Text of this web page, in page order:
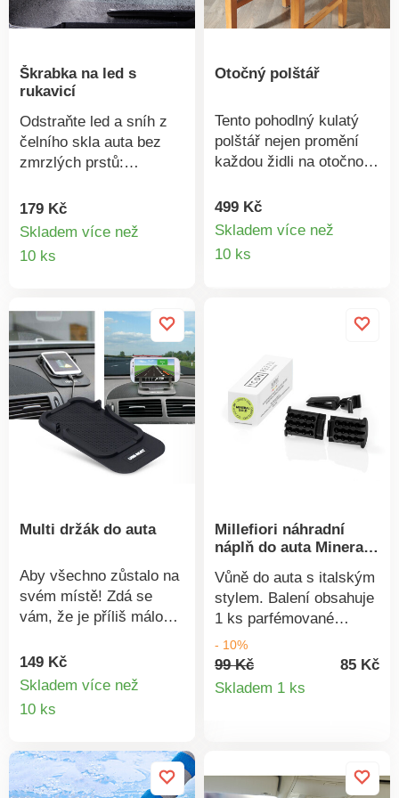
stříbrným povlakem.
Účinně blokuje sluneční
Pomáhá předcházet
způsobenému UV
zářením v interiéru.
Kompaktně složitelné
pod sedadlem.
Škrabka na led s
rukavicí
Odstraňte led a sníh z
čelního skla auta bez
zmrzlých prstů:
škrabkou na led, kterou
lze použít i uvnitř k
vnitřní strany.
179 Kč
Skladem více než
10 ks
Otočný polštář
Tento pohodlný kulatý
polštář nejen promění
každou židli na otočnou.
Otočný o 360° . Také na
židle, křesla a stoličky.
499 Kč
Skladem více než
10 ks
Multi držák do auta
Aby všechno zůstalo na
svém místě! Zdá se
vám, že je příliš málo
prostor v autě? Jsme
stejného názoru a
tento multi-držák na
protiskluzové dno
zabraňuje pohybu v
149 Kč
Skladem více než
10 ks
Millefiori náhradní
náplň do auta Mineral
Vůně do auta s italským
stylem. Balení obsahuje
1 ks parfémované
náplně a náhradní klip
pro uchycení na
ventilaci. Náhradní náplň
tak, že z pouzdra
- 10%
99 Kč
85 Kč
Skladem 1 ks